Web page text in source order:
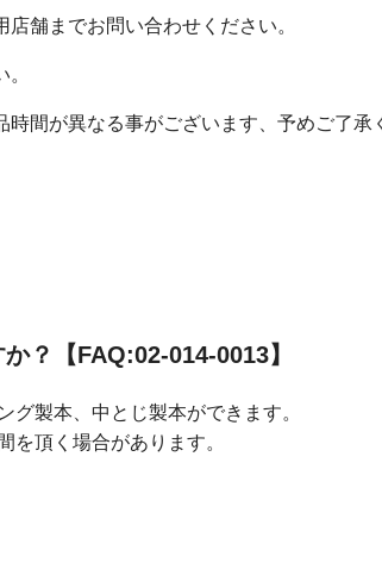
舗までお問い合わせください。
間が異なる事がございます、予めご了承
？【FAQ:02-014-0013】
グ製本、中とじ製本ができます。
頂く場合があります。